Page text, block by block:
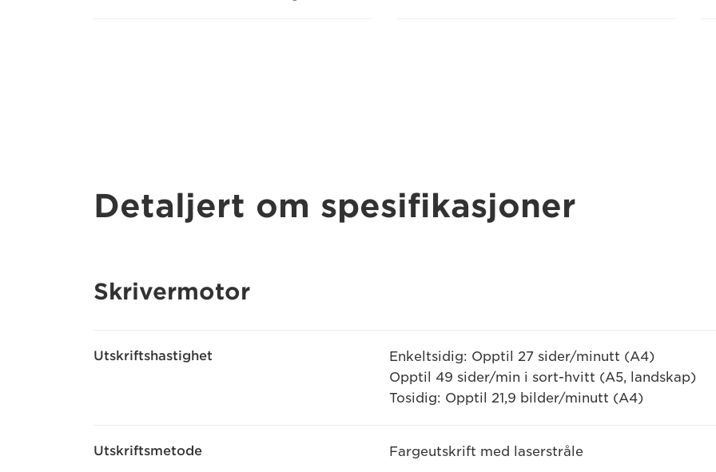
Detaljert om spesifikasjoner
Skrivermotor
Utskriftshastighet
Enkeltsidig: Opptil 27 sider/minutt (A4)
Opptil 49 sider/min i sort-hvitt (A5, landskap)
Tosidig: Opptil 21,9 bilder/minutt (A4)
Utskriftsmetode Fargeutskrift med laserstråle